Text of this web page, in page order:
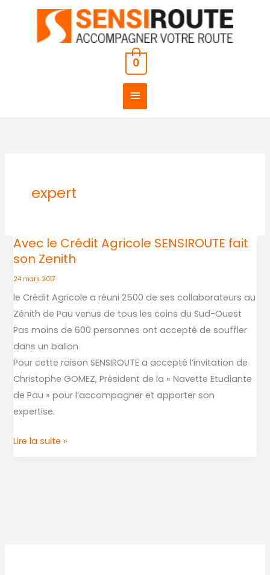
MENU
PRINCIPAL
0
expert
Avec le Crédit Agricole SENSIROUTE fait
son Zenith
24 mars 2017
le Crédit Agricole a réuni 2500 de ses collaborateurs au
Zénith de Pau venus de tous les coins du Sud-Ouest
Pas moins de 600 personnes ont accepté de souffler
dans un ballon
Pour cette raison SENSIROUTE a accepté l’invitation de
Christophe GOMEZ, Président de la « Navette Etudiante
de Pau » pour l’accompagner et apporter son
expertise.
Avec
le
Crédit
Agricole
SENSIROUTE
fait
son
Zenith
Lire la suite »